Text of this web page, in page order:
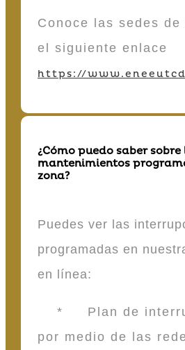
Conoce las sedes de
el siguiente enlace
https://
¿Cómo puedo saber sobre
mantenimientos
zona?
Puedes ver las
programadas en
en línea:
* Plan de
por medio de las